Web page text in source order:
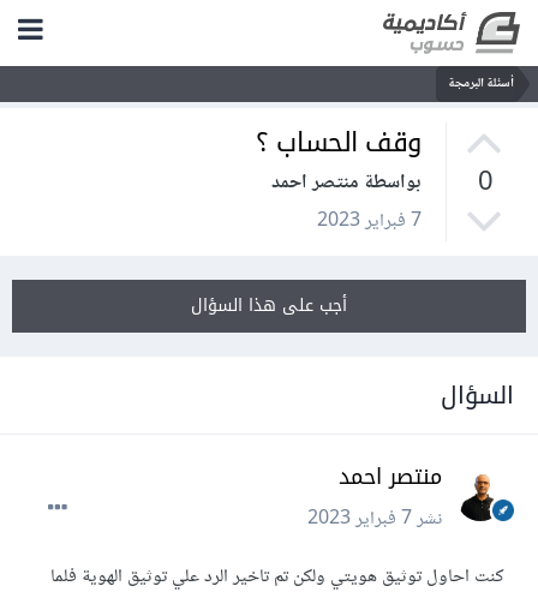
أسئلة البرمجة
0
وقف الحساب ؟
بواسطة منتصر احمد
7 فبراير 2023
أجب على هذا السؤال
السؤال
منتصر احمد
نشر7 فبراير 2023
كنت احاول توثيق هويتي ولكن تم تاخير الرد علي توثيق الهوية فلما